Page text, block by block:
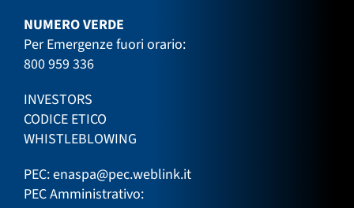
NUMERO VERDE
Per Emergenze fuori orario:
800 959 336
INVESTORS
CODICE ETICO
WHISTLEBLOWING
PEC:enaspa@pec.weblink.it
PEC Amministrativo: